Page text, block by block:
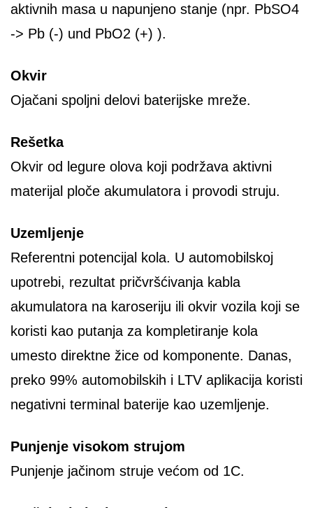
aktivnih masa u napunjeno stanje (npr. PbSO4
-> Pb (-) und PbO2 (+) ).
Okvir
Ojačani spoljni delovi baterijske mreže.
Rešetka
Okvir od legure olova koji podržava aktivni
materijal ploče akumulatora i provodi struju.
Uzemljenje
Referentni potencijal kola. U automobilskoj
upotrebi, rezultat pričvršćivanja kabla
akumulatora na karoseriju ili okvir vozila koji se
koristi kao putanja za kompletiranje kola
umesto direktne žice od komponente. Danas,
preko 99% automobilskih i LTV aplikacija koristi
negativni terminal baterije kao uzemljenje.
Punjenje visokom strujom
Punjenje jačinom struje većom od 1C.